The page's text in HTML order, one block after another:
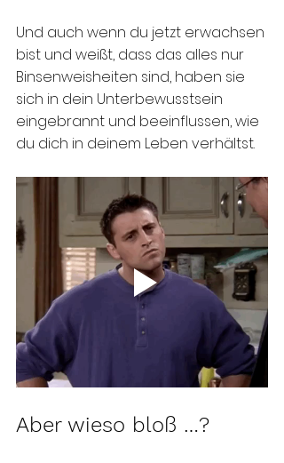
Und auch wenn du jetzt erwachsen
bist und weißt, dass das alles nur
Binsenweisheiten sind, haben sie
sich in dein Unterbewusstsein
eingebrannt und beeinflussen, wie
du dich in deinem Leben verhältst.
Aber wieso bloß …?